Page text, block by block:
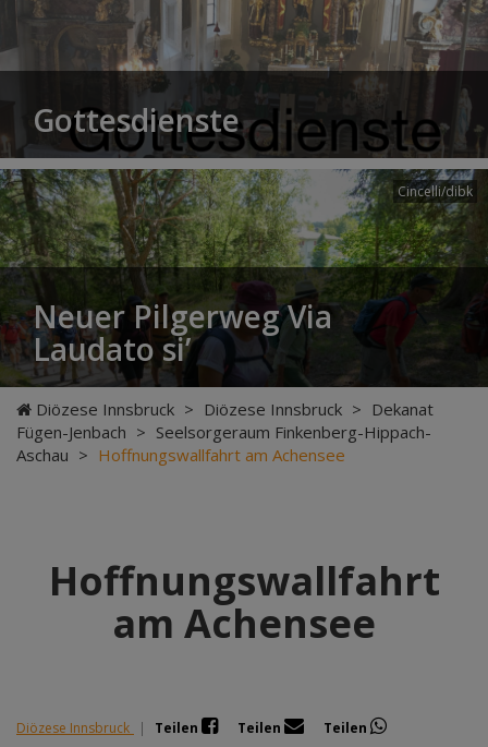
Gottesdienste
Cincelli/dibk
Neuer Pilgerweg Via
Laudato si’
Diözese Innsbruck > Diözese Innsbruck > Dekanat
Fügen-Jenbach > Seelsorgeraum Finkenberg-Hippach-
Aschau > Hoffnungswallfahrt am Achensee
Hoffnungswallfahrt
am Achensee
Diözese Innsbruck | Teilen Teilen Teilen